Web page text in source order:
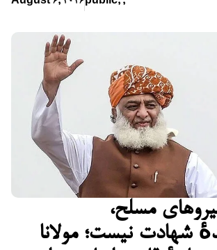
مسلح،
شهادت نیست؛ مولانا